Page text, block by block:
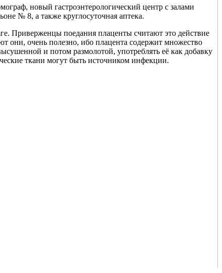
новый гастроэнтерологический центр с залами
№ 8, а также круглосуточная аптека.
Приверженцы поедания плаценты считают это действие
они, очень полезно, ибо плацента содержит множество
и потом размолотой, употреблять её как добавку
ткани могут быть источником инфекции.